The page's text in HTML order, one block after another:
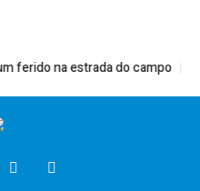
na estrada do campo